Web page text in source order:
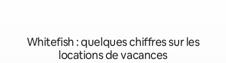
Whitefish : quelques chiffres sur les
locations de vacances